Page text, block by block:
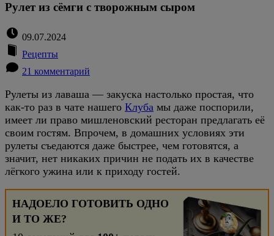
Рулет из сёмги с творожным сыром
09.07.2024
Рецепты
21 комментарий
Рулеты из лаваша — закуска настолько простая, что
как-то раз в чате нашего Клуба мы даже поспорили,
имеет ли право мишленовский ресторан предлагать её
своим гостям. Впрочем, в домашних условиях эти
рулеты съедаются даже быстрее, чем готовятся, а
значит, нет никаких причин не подать их в качестве
лёгкого ужина или к приходу гостей.
НАДОЕЛО ГОТОВИТЬ ОДНО
И ТО ЖЕ?